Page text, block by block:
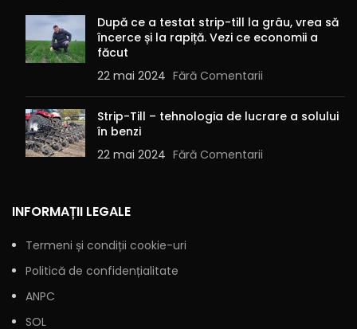
După ce a testat strip-till la grâu, vrea să
încerce și la rapiță. Vezi ce economii a
făcut
22 mai 2024 Fără Comentarii
Strip-Till – tehnologia de lucrare a solului
în benzi
22 mai 2024 Fără Comentarii
INFORMAȚII LEGALE
Termeni și condiții cookie-uri
Politică de confidențialitate
ANPC
SOL